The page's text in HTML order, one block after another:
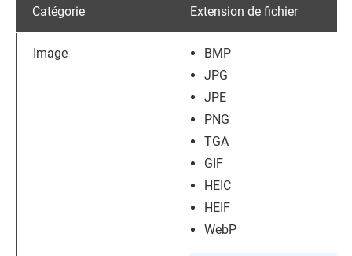
Catégorie Extension de fichier
Image
BMP
JPG
JPE
PNG
TGA
GIF
HEIC
HEIF
WebP